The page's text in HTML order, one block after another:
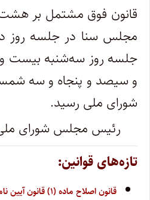
قانون فوق مشتمل بر
جلسه روز سه‌شنبه بیست و
و سیصد و پنجاه و سه
شورای ملی رسید. ‌
رئیس مجلس شورای ملی
تازه‌های قوانین:
قانون اصلاح ماده